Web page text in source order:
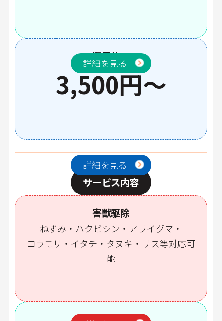
詳細を見る
漏電修理
3,500円～
詳細を見る
サービス内容
害獣駆除
ねずみ・ハクビシン・アライグマ・
コウモリ・イタチ・タヌキ・リス等対応可
能